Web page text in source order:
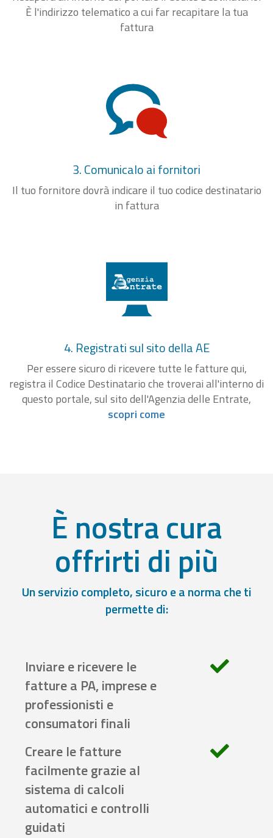
È l'indirizzo telematico a cui far recapitare la tua
fattura
3. Comunicalo ai fornitori
Il tuo fornitore dovrà indicare il tuo codice destinatario
in fattura
4. Registrati sul sito della AE
Per essere sicuro di ricevere tutte le fatture qui,
registra il Codice Destinatario che troverai all'interno di
questo portale, sul sito dell'Agenzia delle Entrate,
scopri come
È nostra cura
offrirti di più
Un servizio completo, sicuro e a norma che ti
permette di:
Inviare e ricevere le
fatture a PA, imprese e
professionisti e
consumatori finali
Creare le fatture
facilmente grazie al
sistema di calcoli
automatici e controlli
guidati